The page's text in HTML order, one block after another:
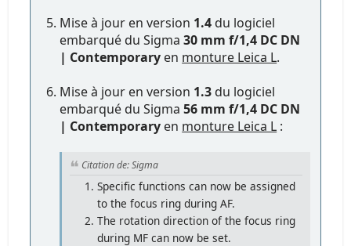
Mise à jour en version 1.4 du logiciel
embarqué du Sigma30 mm f/1,4 DC DN
| Contemporary en monture Leica L.
Mise à jour en version 1.3 du logiciel
embarqué du Sigma56 mm f/1,4 DC DN
| Contemporary en monture Leica L :
Citation de: Sigma
Specific functions can now be assigned
to the focus ring during AF.
The rotation direction of the focus ring
during MF can now be set.